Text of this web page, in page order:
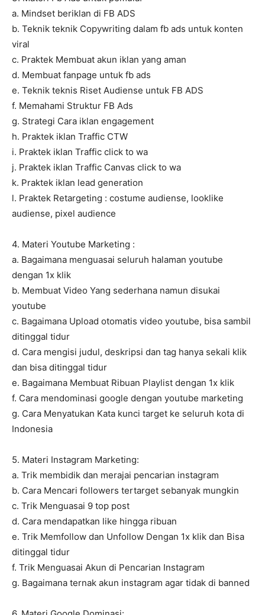
a. Mindset beriklan di FB ADS
b. Teknik teknik Copywriting dalam fb ads untuk konten
viral
c. Praktek Membuat akun iklan yang aman
d. Membuat fanpage untuk fb ads
e. Teknik teknis Riset Audiense untuk FB ADS
f. Memahami Struktur FB Ads
g. Strategi Cara iklan engagement
h. Praktek iklan Traffic CTW
i. Praktek iklan Traffic click to wa
j. Praktek iklan Traffic Canvas click to wa
k. Praktek iklan lead generation
l. Praktek Retargeting : costume audiense, looklike
audiense, pixel audience
4. Materi Youtube Marketing :
a. Bagaimana menguasai seluruh halaman youtube
dengan 1x klik
b. Membuat Video Yang sederhana namun disukai
youtube
c. Bagaimana Upload otomatis video youtube, bisa sambil
ditinggal tidur
d. Cara mengisi judul, deskripsi dan tag hanya sekali klik
dan bisa ditinggal tidur
e. Bagaimana Membuat Ribuan Playlist dengan 1x klik
f. Cara mendominasi google dengan youtube marketing
g. Cara Menyatukan Kata kunci target ke seluruh kota di
Indonesia
5. Materi Instagram Marketing:
a. Trik membidik dan merajai pencarian instagram
b. Cara Mencari followers tertarget sebanyak mungkin
c. Trik Menguasai 9 top post
d. Cara mendapatkan like hingga ribuan
e. Trik Memfollow dan Unfollow Dengan 1x klik dan Bisa
ditinggal tidur
f. Trik Menguasai Akun di Pencarian Instagram
g. Bagaimana ternak akun instagram agar tidak di banned